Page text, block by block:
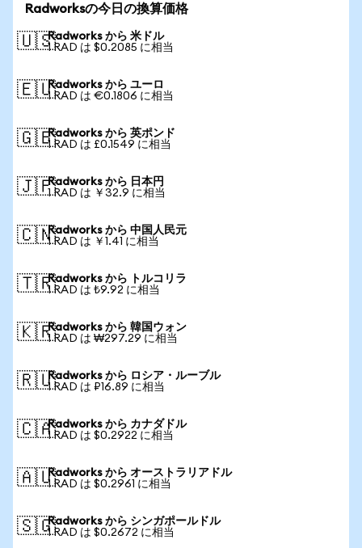
Radworksの今日の換算価格
🇺🇸Radworks から 米ドル
1 RAD は $0.2085 に相当
🇪🇺Radworks から ユーロ
1 RAD は €0.1806 に相当
🇬🇧Radworks から 英ポンド
1 RAD は £0.1549 に相当
🇯🇵Radworks から 日本円
1 RAD は ￥32.9 に相当
🇨🇳Radworks から 中国人民元
1 RAD は ￥1.41 に相当
🇹🇷Radworks から トルコリラ
1 RAD は ₺9.92 に相当
🇰🇷Radworks から 韓国ウォン
1 RAD は ₩297.29 に相当
🇷🇺Radworks から ロシア・ルーブル
1 RAD は ₽16.89 に相当
🇨🇦Radworks から カナダドル
1 RAD は $0.2922 に相当
🇦🇺Radworks から オーストラリアドル
1 RAD は $0.2961 に相当
🇸🇬Radworks から シンガポールドル
1 RAD は $0.2672 に相当